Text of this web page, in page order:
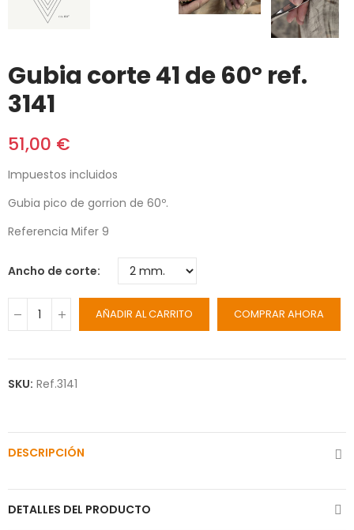
Gubia corte 41 de 60º ref.
3141
51,00 €
Impuestos incluidos
Gubia pico de gorrion de 60º.
Referencia Mifer 9
Ancho de corte
AÑADIR AL CARRITO COMPRAR AHORA
SKU: Ref.3141
DESCRIPCIÓN
DETALLES DEL PRODUCTO